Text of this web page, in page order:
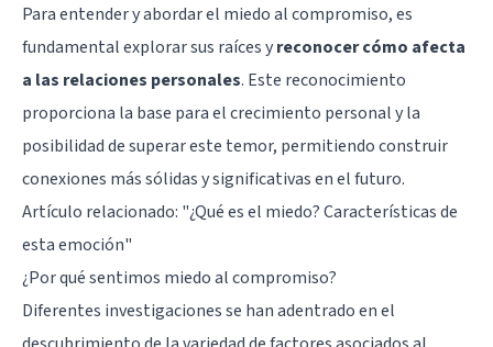
Para entender y abordar el miedo al compromiso, es
fundamental explorar sus raíces yreconocer cómo afecta
a las relaciones personales. Este reconocimiento
proporciona la base para el crecimiento personal y la
posibilidad de superar este temor, permitiendo construir
conexiones más sólidas y significativas en el futuro.
Artículo relacionado: "¿Qué es el miedo? Características de
esta emoción"
¿Por qué sentimos miedo al compromiso?
Diferentes investigaciones se han adentrado en el